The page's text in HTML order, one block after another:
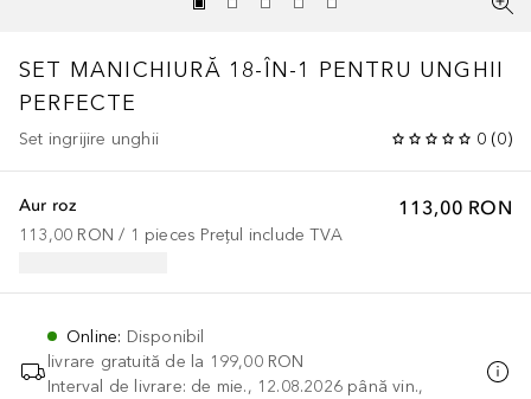
SET MANICHIURĂ 18-ÎN-1 PENTRU UNGHII
PERFECTE
Set ingrijire unghii 0 (0)
113,00 RON
Aur roz
113,00 RON / 1 pieces Prețul include TVA
Online: Disponibil
livrare gratuită de la 199,00 RON
Interval de livrare: de mie., 12.08.2026 până vin.,